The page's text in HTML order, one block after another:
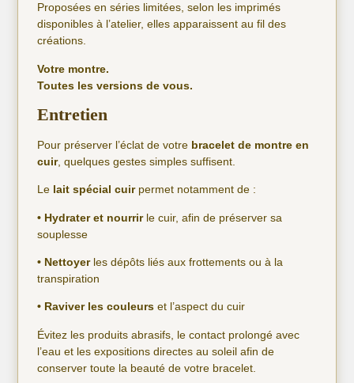
Proposées en séries limitées, selon les imprimés
disponibles à l’atelier, elles apparaissent au fil des
créations.
Votre montre.
Toutes les versions de vous.
Entretien
Pour préserver l’éclat de votre bracelet de montre en
cuir, quelques gestes simples suffisent.
Le lait spécial cuirpermet notamment de :
• Hydrater et nourrir le cuir, afin de préserver sa
souplesse
• Nettoyer les dépôts liés aux frottements ou à la
transpiration
• Raviver les couleurs et l’aspect du cuir
Évitez les produits abrasifs, le contact prolongé avec
l’eau et les expositions directes au soleil afin de
conserver toute la beauté de votre bracelet.